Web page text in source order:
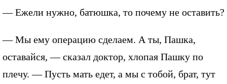
— Ежели нужно, батюшка, то почему не оставить?
— Мы ему операцию сделаем. А ты, Пашка,
оставайся, — сказал доктор, хлопая Пашку по
плечу. — Пусть мать едет, а мы с тобой, брат, тут